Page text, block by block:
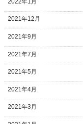
2022年1月
2021年12月
2021年9月
2021年7月
2021年5月
2021年4月
2021年3月